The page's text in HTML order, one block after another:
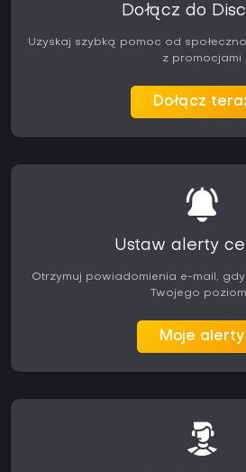
Dołącz do
Uzyskaj szybką pomoc od
z promocjami
Dołącz
Ustaw alerty
Otrzymuj powiadomienia e-mail,
Twojego
Moje alerty